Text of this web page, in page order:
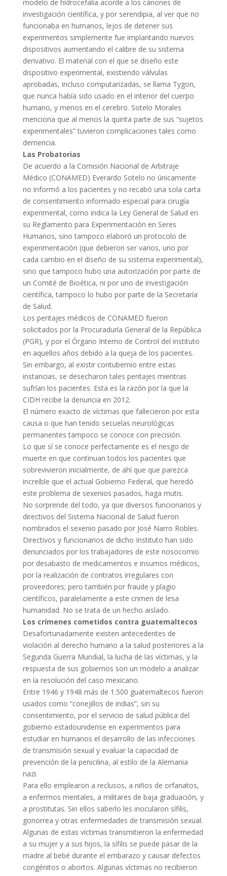
modelo de hidrocefalia acorde a los cánones de
investigación científica, y por serendipia, al ver que no
funcionaba en humanos, lejos de detener sus
experimentos simplemente fue implantando nuevos
dispositivos aumentando el calibre de su sistema
derivativo. El material con el que se diseño este
dispositivo experimental, existiendo válvulas
aprobadas, incluso computarizadas, se llama Tygon,
que nunca había sido usado en el interior del cuerpo
humano, y menos en el cerebro. Sotelo Morales
menciona que al menos la quinta parte de sus “sujetos
experimentales” tuvieron complicaciones tales como
demencia.
Las Probatorias
De acuerdo a la Comisión Nacional de Arbitraje
Médico (CONAMED) Everardo Sotelo no únicamente
no informó a los pacientes y no recabó una sola carta
de consentimiento informado especial para cirugía
experimental, como indica la Ley General de Salud en
su Reglamento para Experimentación en Seres
Humanos, sino tampoco elaboró un protocolo de
experimentación (que debieron ser varios, uno por
cada cambio en el diseño de su sistema experimental),
sino que tampoco hubo una autorización por parte de
un Comité de Bioética, ni por uno de investigación
científica, tampoco lo hubo por parte de la Secretaría
de Salud.
Los peritajes médicos de CONAMED fueron
solicitados por la Procuraduría General de la República
(PGR), y por el Órgano Interno de Control del instituto
en aquellos años debido a la queja de los pacientes.
Sin embargo, al existir contubernio entre estas
instancias, se desecharon tales peritajes mientras
sufrían los pacientes. Esta es la razón por la que la
CIDH recibe la denuncia en 2012.
El número exacto de víctimas que fallecieron por esta
causa o que han tenido secuelas neurológicas
permanentes tampoco se conoce con precisión.
Lo que sí se conoce perfectamente es el riesgo de
muerte en que continuan todos los pacientes que
sobrevivieron inicialmente, de ahí que que parezca
increíble que el actual Gobierno Federal, que heredó
este problema de sexenios pasados, haga mutis.
No sorprende del todo, ya que diversos funcionarios y
directivos del Sistema Nacional de Salud fueron
nombrados el sexenio pasado por José Narro Robles.
Directivos y funcionarios de dicho Instituto han sido
denunciados por los trabajadores de este nosocomio
por desabasto de medicamentos e insumos médicos,
por la realización de contratos irregulares con
proveedores; pero también por fraude y plagio
científicos, paralelamente a este crimen de lesa
humanidad. No se trata de un hecho aislado.
Los crímenes cometidos contra guatemaltecos
Desafortunadamente existen antecedentes de
violación al derecho humano a la salud posteriores a la
Segunda Guerra Mundial, la lucha de las víctimas, y la
respuesta de sus gobiernos son un modelo a analizar
en la resolución del caso mexicano.
Entre 1946 y 1948 más de 1.500 guatemaltecos fueron
usados como “conejillos de indias”, sin su
consentimiento, por el servicio de salud pública del
gobierno estadounidense en experimentos para
estudiar en humanos el desarrollo de las infecciones
de transmisión sexual y evaluar la capacidad de
prevención de la penicilina, al estilo de la Alemania
nazi.
Para ello emplearon a reclusos, a niños de orfanatos,
a enfermos mentales, a militares de baja graduación, y
a prostitutas. Sin ellos saberlo les inocularon sífilis,
gonorrea y otras enfermedades de transmisión sexual.
Algunas de estas víctimas transmitieron la enfermedad
a su mujer y a sus hijos, la sífilis se puede pasar de la
madre al bebé durante el embarazo y causar defectos
congénitos o abortos. Algunas víctimas no recibieron